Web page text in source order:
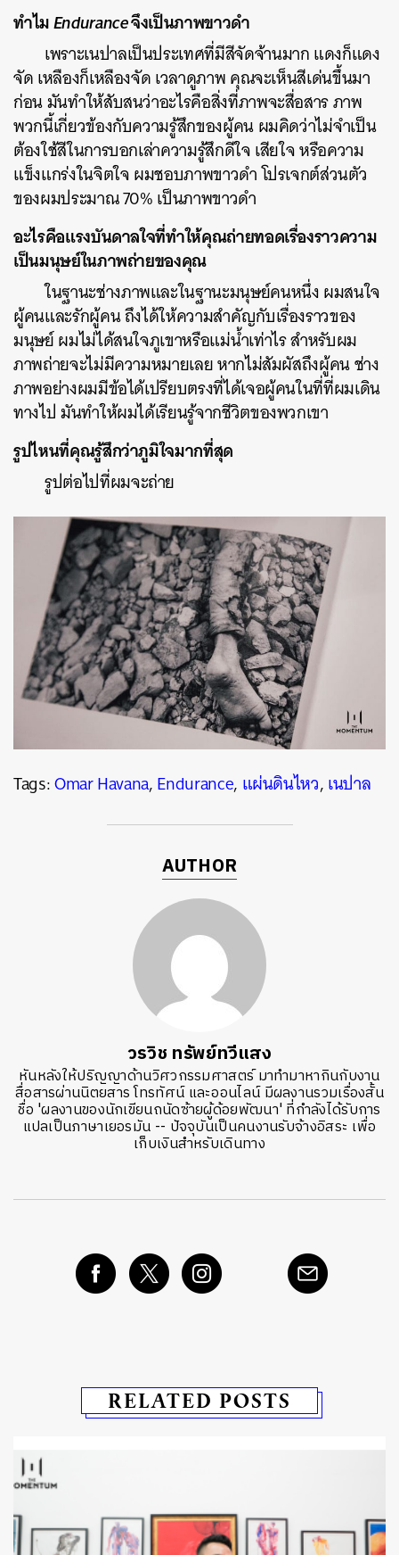
ทำไมEnduranceจึงเป็นภาพขาวดำ
เพราะเนปาลเป็นประเทศที่มีสีจัดจ้านมาก แดงก็แดง
จัด เหลืองก็เหลืองจัด เวลาดูภาพ คุณจะเห็นสีเด่นขึ้นมา
ก่อน มันทำให้สับสนว่าอะไรคือสิ่งที่ภาพจะสื่อสาร ภาพ
พวกนี้เกี่ยวข้องกับความรู้สึกของผู้คน ผมคิดว่าไม่จำเป็น
ต้องใช้สีในการบอกเล่าความรู้สึกดีใจ เสียใจ หรือความ
แข็งแกร่งในจิตใจ ผมชอบภาพขาวดำ โปรเจกต์ส่วนตัว
ของผมประมาณ 70% เป็นภาพขาวดำ
อะไรคือแรงบันดาลใจที่ทำให้คุณถ่ายทอดเรื่องราวความ
เป็นมนุษย์ในภาพถ่ายของคุณ
ในฐานะช่างภาพและในฐานะมนุษย์คนหนึ่ง ผมสนใจ
ผู้คนและรักผู้คน ถึงได้ให้ความสำคัญกับเรื่องราวของ
มนุษย์ ผมไม่ได้สนใจภูเขาหรือแม่น้ำเท่าไร สำหรับผม
ภาพถ่ายจะไม่มีความหมายเลย หากไม่สัมผัสถึงผู้คน ช่าง
ภาพอย่างผมมีข้อได้เปรียบตรงที่ได้เจอผู้คนในที่ที่ผมเดิน
ทางไป มันทำให้ผมได้เรียนรู้จากชีวิตของพวกเขา
รูปไหนที่คุณรู้สึกว่าภูมิใจมากที่สุด
รูปต่อไปที่ผมจะถ่าย
Tags:Omar Havana,Endurance, แผ่นดินไหว,เนปาล
AUTHOR
วรวิช ทรัพย์ทวีแสง
หันหลังให้ปริญญาด้านวิศวกรรมศาสตร์ มาทำมาหากินกับงาน
สื่อสารผ่านนิตยสาร โทรทัศน์ และออนไลน์ มีผลงานรวมเรื่องสั้น
ชื่อ 'ผลงานของนักเขียนถนัดซ้ายผู้ด้อยพัฒนา' ที่กำลังได้รับการ
แปลเป็นภาษาเยอรมัน -- ปัจจุบันเป็นคนงานรับจ้างอิสระ เพื่อ
เก็บเงินสำหรับเดินทาง
RELATED POSTS